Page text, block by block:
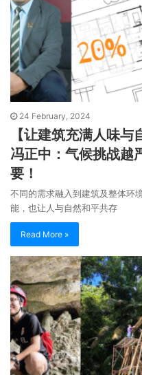
24 February, 2024
【让建筑充满人味与
冯正中：气候挑战越
要！
不同的需求融入到建筑及整体环
能，也让人与自然和平共存
Read More »